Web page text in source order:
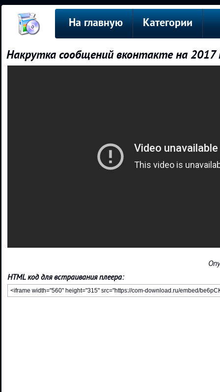
На главную Категории
Накрутка сообщений вконтакте на
HTML код для встраивания плеера: